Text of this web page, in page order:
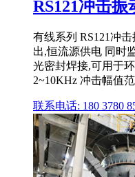
RS121冲击
有线系列 RS121冲
出,恒流源供电 同时
光密封焊接,可用于
2~10KHz 冲击幅值
联系电话: 180 3780